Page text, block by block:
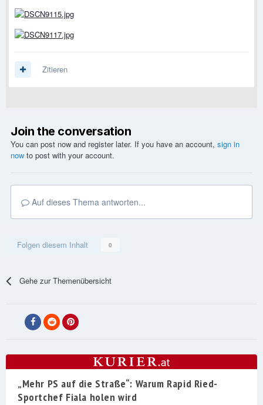
Zitieren
Join the conversation
You can post now and register later. If you have an account, sign in
now to post with your account.
Auf dieses Thema antworten...
Folgen diesem Inhalt 0
Gehe zur Themenübersicht
„Mehr PS auf die Straße“: Warum Rapid Ried-
Sportchef Fiala holen wird